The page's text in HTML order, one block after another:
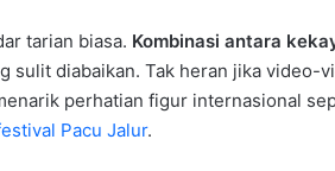
tarian biasa. Kombinasi antara
sulit diabaikan. Tak heran jika
perhatian figur internasional
Pacu Jalur.